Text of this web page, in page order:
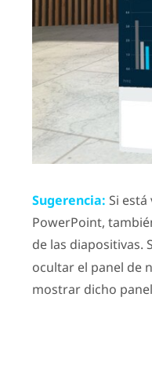
Sugerencia: Si
PowerPoint,
de las diapositivas.
ocultar el panel de
mostrar dicho